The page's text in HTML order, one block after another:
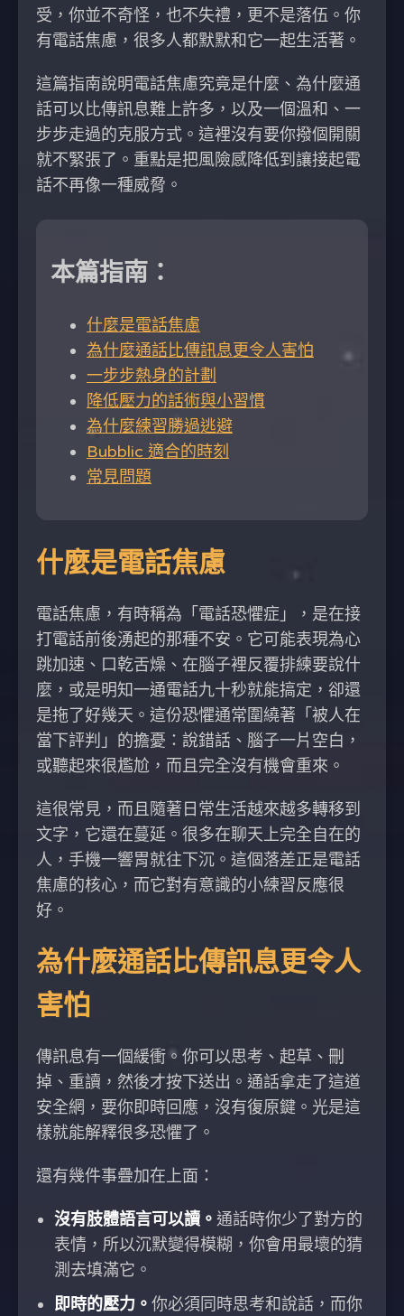
受，你並不奇怪，也不失禮，更不是落伍。你
有電話焦慮，很多人都默默和它一起生活著。
這篇指南說明電話焦慮究竟是什麼、為什麼通
話可以比傳訊息難上許多，以及一個溫和、一
步步走過的克服方式。這裡沒有要你撥個開關
就不緊張了。重點是把風險感降低到讓接起電
話不再像一種威脅。
本篇指南：
什麼是電話焦慮
為什麼通話比傳訊息更令人害怕
一步步熱身的計劃
降低壓力的話術與小習慣
為什麼練習勝過逃避
Bubblic 適合的時刻
常見問題
什麼是電話焦慮
電話焦慮，有時稱為「電話恐懼症」，是在接
打電話前後湧起的那種不安。它可能表現為心
跳加速、口乾舌燥、在腦子裡反覆排練要說什
麼，或是明知一通電話九十秒就能搞定，卻還
是拖了好幾天。這份恐懼通常圍繞著「被人在
當下評判」的擔憂：說錯話、腦子一片空白，
或聽起來很尷尬，而且完全沒有機會重來。
這很常見，而且隨著日常生活越來越多轉移到
文字，它還在蔓延。很多在聊天上完全自在的
人，手機一響胃就往下沉。這個落差正是電話
焦慮的核心，而它對有意識的小練習反應很
好。
為什麼通話比傳訊息更令人
害怕
傳訊息有一個緩衝。你可以思考、起草、刪
掉、重讀，然後才按下送出。通話拿走了這道
安全網，要你即時回應，沒有復原鍵。光是這
樣就能解釋很多恐懼了。
還有幾件事疊加在上面：
沒有肢體語言可以讀。 通話時你少了對方的
表情，所以沉默變得模糊，你會用最壞的猜
測去填滿它。
即時的壓力。 你必須同時思考和說話，而你